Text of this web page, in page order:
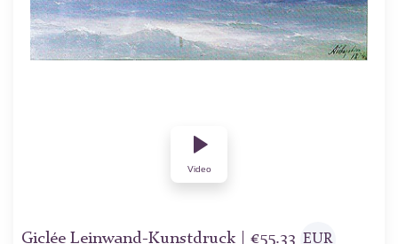
Video
Giclée Leinwand-Kunstdruck | €55.33 EUR